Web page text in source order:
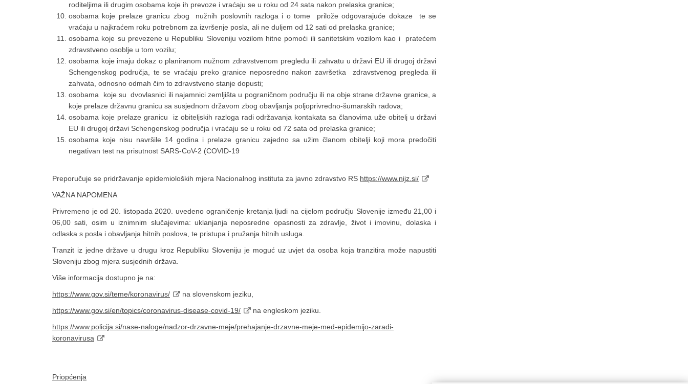
roditeljima ili drugim osobama koje ih prevoze i vraćaju se u roku od 24 sata nakon prelaska granice;
osobama koje prelaze granicu zbog nužnih poslovnih razloga i o tome prilože odgovarajuće dokaze te se
vraćaju u najkraćem roku potrebnom za izvršenje posla, ali ne duljem od 12 sati od prelaska granice;
osobama koje su prevezene u Republiku Sloveniju vozilom hitne pomoći ili sanitetskim vozilom kao i pratećem
zdravstveno osoblje u tom vozilu;
osobama koje imaju dokaz o planiranom nužnom zdravstvenom pregledu ili zahvatu u državi EU ili drugoj državi
Schengenskog područja, te se vraćaju preko granice neposredno nakon završetka zdravstvenog pregleda ili
zahvata, odnosno odmah čim to zdravstveno stanje dopusti;
osobama koje su dvovlasnici ili najamnici zemljišta u pograničnom području ili na obje strane državne granice, a
koje prelaze državnu granicu sa susjednom državom zbog obavljanja poljoprivredno-šumarskih radova;
osobama koje prelaze granicu iz obiteljskih razloga radi održavanja kontakata sa članovima uže obitelj u državi
EU ili drugoj državi Schengenskog područja i vraćaju se u roku od 72 sata od prelaska granice;
osobama koje nisu navršile 14 godina i prelaze granicu zajedno sa užim članom obitelji koji mora predočiti
negativan test na prisutnost SARS-CoV-2 (COVID-19
Preporučuje se pridržavanje epidemioloških mjera Nacionalnog instituta za javno zdravstvo RS https://www.nijz.si/
VAŽNA NAPOMENA
Privremeno je od 20. listopada 2020. uvedeno ograničenje kretanja ljudi na cijelom području Slovenije između 21,00 i
06,00 sati, osim u iznimnim slučajevima: uklanjanja neposredne opasnosti za zdravlje, život i imovinu, dolaska i
odlaska s posla i obavljanja hitnih poslova, te pristupa i pružanja hitnih usluga.
Tranzit iz jedne države u drugu kroz Republiku Sloveniju je moguć uz uvjet da osoba koja tranzitira može napustiti
Sloveniju zbog mjera susjednih država.
Više informacija dostupno je na:
https://www.gov.si/teme/koronavirus/
na slovenskom jeziku,
https://www.gov.si/en/topics/coronavirus-disease-covid-19/
na engleskom jeziku.
https://www.policija.si/nase-naloge/nadzor-drzavne-meje/prehajanje-drzavne-meje-med-epidemijo-zaradi-
koronavirusa
Priopćenja